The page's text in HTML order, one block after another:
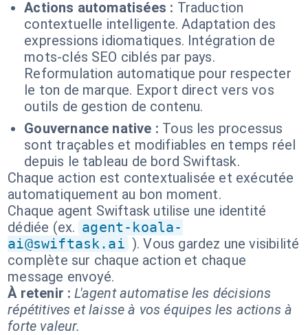
Actions automatisées : Traduction
contextuelle intelligente. Adaptation des
expressions idiomatiques. Intégration de
mots-clés SEO ciblés par pays.
Reformulation automatique pour respecter
le ton de marque. Export direct vers vos
outils de gestion de contenu.
Gouvernance native : Tous les processus
sont traçables et modifiables en temps réel
depuis le tableau de bord Swiftask.
Chaque action est contextualisée et exécutée
automatiquement au bon moment.
Chaque agent Swiftask utilise une identité
dédiée (ex. agent-koala-
ai@swiftask.ai ). Vous gardez une visibilité
complète sur chaque action et chaque
message envoyé.
À retenir : L'agent automatise les décisions
répétitives et laisse à vos équipes les actions à
forte valeur.